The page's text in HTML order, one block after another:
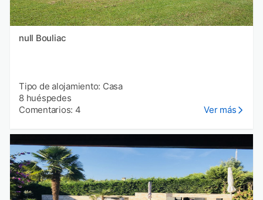
null Bouliac
Tipo de alojamiento: Casa
8 huéspedes
Comentarios: 4
Ver más